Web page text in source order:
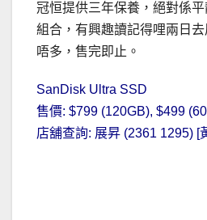
冠恒提供三年保養，絕對係
組合，有興趣讀記得哩兩日
唔多，售完即止。
SanDisk Ultra SSD
售價: $799 (120GB), $499
店舖查詢: 展昇 (2361 1295) [